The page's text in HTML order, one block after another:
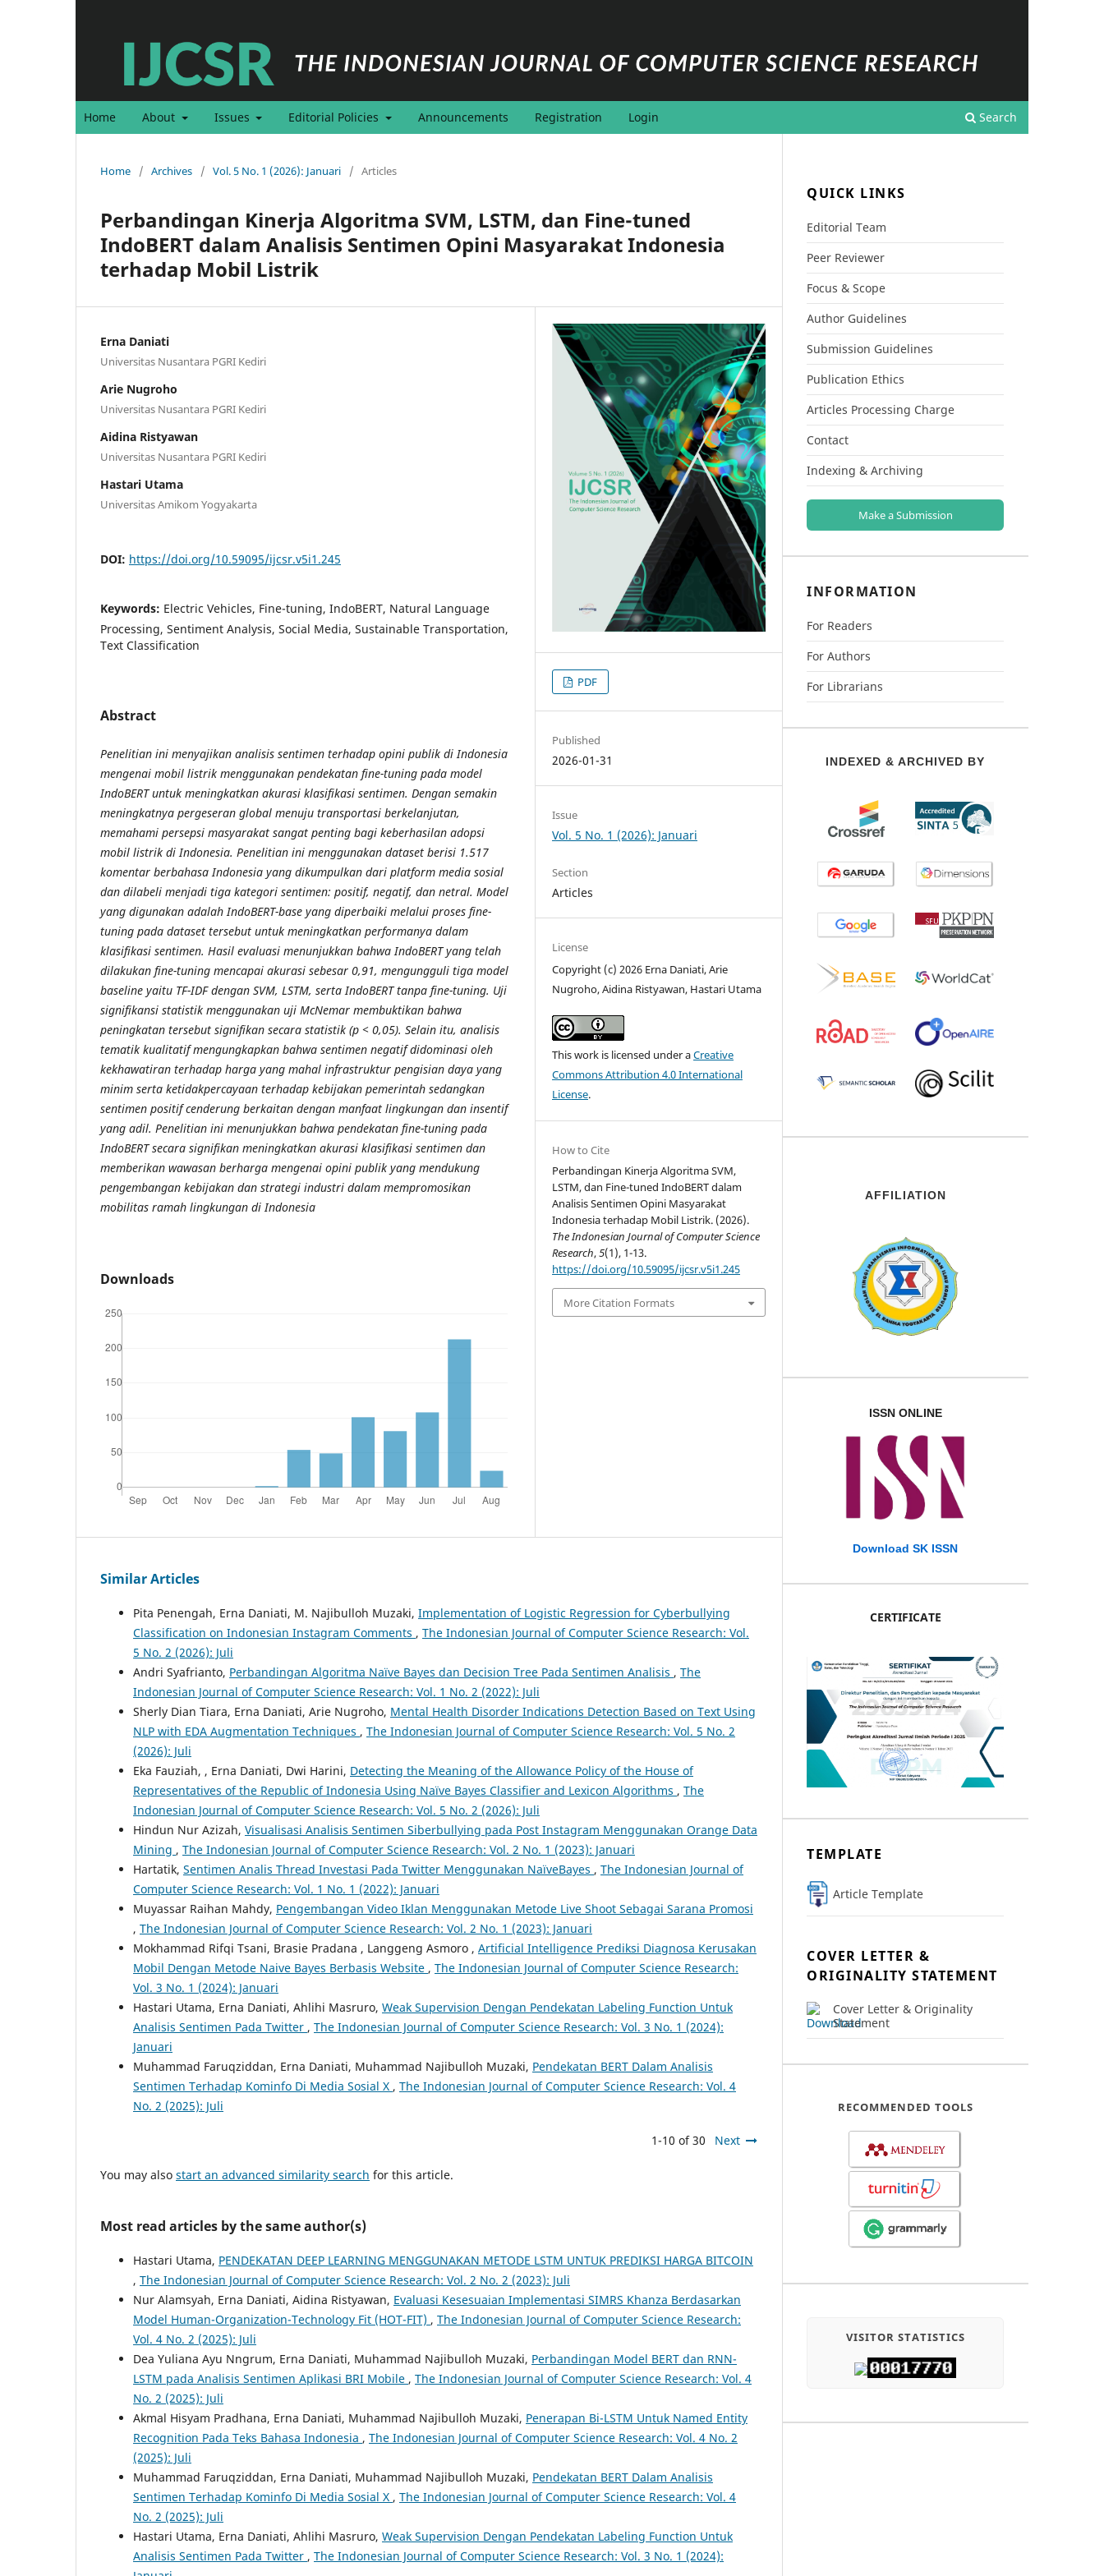
Home About Issues Editorial Policies Announcements Registration Login Search
Home / Archives / Vol. 5 No. 1 (2026): Januari / Articles
Perbandingan Kinerja Algoritma SVM, LSTM, dan Fine-tuned
IndoBERT dalam Analisis Sentimen Opini Masyarakat Indonesia
terhadap Mobil Listrik
Erna Daniati
Universitas Nusantara PGRI Kediri
Arie Nugroho
Universitas Nusantara PGRI Kediri
Aidina Ristyawan
Universitas Nusantara PGRI Kediri
Hastari Utama
Universitas Amikom Yogyakarta
DOI: https://doi.org/10.59095/ijcsr.v5i1.245
Keywords: Electric Vehicles, Fine-tuning, IndoBERT, Natural Language
Processing, Sentiment Analysis, Social Media, Sustainable Transportation,
Text Classification
Abstract
Penelitian ini menyajikan analisis sentimen terhadap opini publik di Indonesia
mengenai mobil listrik menggunakan pendekatan fine-tuning pada model
IndoBERT untuk meningkatkan akurasi klasifikasi sentimen. Dengan semakin
meningkatnya pergeseran global menuju transportasi berkelanjutan,
memahami persepsi masyarakat sangat penting bagi keberhasilan adopsi
mobil listrik di Indonesia. Penelitian ini menggunakan dataset berisi 1.517
komentar berbahasa Indonesia yang dikumpulkan dari platform media sosial
dan dilabeli menjadi tiga kategori sentimen: positif, negatif, dan netral. Model
yang digunakan adalah IndoBERT-base yang diperbaiki melalui proses fine-
tuning pada dataset tersebut untuk meningkatkan performanya dalam
klasifikasi sentimen. Hasil evaluasi menunjukkan bahwa IndoBERT yang telah
dilakukan fine-tuning mencapai akurasi sebesar 0,91, mengungguli tiga model
baseline yaitu TF-IDF dengan SVM, LSTM, serta IndoBERT tanpa fine-tuning. Uji
signifikansi statistik menggunakan uji McNemar membuktikan bahwa
peningkatan tersebut signifikan secara statistik (p < 0,05). Selain itu, analisis
tematik kualitatif mengungkapkan bahwa sentimen negatif didominasi oleh
kekhawatiran terhadap harga yang mahal infrastruktur pengisian daya yang
minim serta ketidakpercayaan terhadap kebijakan pemerintah sedangkan
sentimen positif cenderung berkaitan dengan manfaat lingkungan dan insentif
yang adil. Penelitian ini menunjukkan bahwa pendekatan fine-tuning pada
IndoBERT secara signifikan meningkatkan akurasi klasifikasi sentimen dan
memberikan wawasan berharga mengenai opini publik yang mendukung
pengembangan kebijakan dan strategi industri dalam mempromosikan
mobilitas ramah lingkungan di Indonesia
Downloads
PDF
Published
2026-01-31
Issue
Vol. 5 No. 1 (2026): Januari
Section
Articles
License
Copyright (c) 2026 Erna Daniati, Arie
Nugroho, Aidina Ristyawan, Hastari Utama
This work is licensed under aCreative
Commons Attribution 4.0 International
License.
How to Cite
Perbandingan Kinerja Algoritma SVM,
LSTM, dan Fine-tuned IndoBERT dalam
Analisis Sentimen Opini Masyarakat
Indonesia terhadap Mobil Listrik. (2026).
The Indonesian Journal of Computer Science
Research,5(1), 1-13.
https://doi.org/10.59095/ijcsr.v5i1.245
More Citation Formats
Similar Articles
Pita Penengah, Erna Daniati, M. Najibulloh Muzaki, Implementation of Logistic Regression for Cyberbullying
Classification on Indonesian Instagram Comments , The Indonesian Journal of Computer Science Research: Vol.
5 No. 2 (2026): Juli
Andri Syafrianto, Perbandingan Algoritma Naïve Bayes dan Decision Tree Pada Sentimen Analisis , The
Indonesian Journal of Computer Science Research: Vol. 1 No. 2 (2022): Juli
Sherly Dian Tiara, Erna Daniati, Arie Nugroho, Mental Health Disorder Indications Detection Based on Text Using
NLP with EDA Augmentation Techniques , The Indonesian Journal of Computer Science Research: Vol. 5 No. 2
(2026): Juli
Eka Fauziah, , Erna Daniati, Dwi Harini, Detecting the Meaning of the Allowance Policy of the House of
Representatives of the Republic of Indonesia Using Naïve Bayes Classifier and Lexicon Algorithms , The
Indonesian Journal of Computer Science Research: Vol. 5 No. 2 (2026): Juli
Hindun Nur Azizah, Visualisasi Analisis Sentimen Siberbullying pada Post Instagram Menggunakan Orange Data
Mining , The Indonesian Journal of Computer Science Research: Vol. 2 No. 1 (2023): Januari
Hartatik, Sentimen Analis Thread Investasi Pada Twitter Menggunakan NaïveBayes , The Indonesian Journal of
Computer Science Research: Vol. 1 No. 1 (2022): Januari
Muyassar Raihan Mahdy, Pengembangan Video Iklan Menggunakan Metode Live Shoot Sebagai Sarana Promosi
, The Indonesian Journal of Computer Science Research: Vol. 2 No. 1 (2023): Januari
Mokhammad Rifqi Tsani, Brasie Pradana , Langgeng Asmoro , Artificial Intelligence Prediksi Diagnosa Kerusakan
Mobil Dengan Metode Naive Bayes Berbasis Website , The Indonesian Journal of Computer Science Research:
Vol. 3 No. 1 (2024): Januari
Hastari Utama, Erna Daniati, Ahlihi Masruro, Weak Supervision Dengan Pendekatan Labeling Function Untuk
Analisis Sentimen Pada Twitter , The Indonesian Journal of Computer Science Research: Vol. 3 No. 1 (2024):
Januari
Muhammad Faruqziddan, Erna Daniati, Muhammad Najibulloh Muzaki, Pendekatan BERT Dalam Analisis
Sentimen Terhadap Kominfo Di Media Sosial X , The Indonesian Journal of Computer Science Research: Vol. 4
No. 2 (2025): Juli
1-10 of 30 Next
You may also start an advanced similarity search for this article.
Most read articles by the same author(s)
Hastari Utama, PENDEKATAN DEEP LEARNING MENGGUNAKAN METODE LSTM UNTUK PREDIKSI HARGA BITCOIN
, The Indonesian Journal of Computer Science Research: Vol. 2 No. 2 (2023): Juli
Nur Alamsyah, Erna Daniati, Aidina Ristyawan, Evaluasi Kesesuaian Implementasi SIMRS Khanza Berdasarkan
Model Human-Organization-Technology Fit (HOT-FIT) , The Indonesian Journal of Computer Science Research:
Vol. 4 No. 2 (2025): Juli
Dea Yuliana Ayu Nngrum, Erna Daniati, Muhammad Najibulloh Muzaki, Perbandingan Model BERT dan RNN-
LSTM pada Analisis Sentimen Aplikasi BRI Mobile , The Indonesian Journal of Computer Science Research: Vol. 4
No. 2 (2025): Juli
Akmal Hisyam Pradhana, Erna Daniati, Muhammad Najibulloh Muzaki, Penerapan Bi-LSTM Untuk Named Entity
Recognition Pada Teks Bahasa Indonesia , The Indonesian Journal of Computer Science Research: Vol. 4 No. 2
(2025): Juli
Muhammad Faruqziddan, Erna Daniati, Muhammad Najibulloh Muzaki, Pendekatan BERT Dalam Analisis
Sentimen Terhadap Kominfo Di Media Sosial X , The Indonesian Journal of Computer Science Research: Vol. 4
No. 2 (2025): Juli
Hastari Utama, Erna Daniati, Ahlihi Masruro, Weak Supervision Dengan Pendekatan Labeling Function Untuk
Analisis Sentimen Pada Twitter , The Indonesian Journal of Computer Science Research: Vol. 3 No. 1 (2024):
QUICK LINKS
Editorial Team
Peer Reviewer
Focus & Scope
Author Guidelines
Submission Guidelines
Publication Ethics
Articles Processing Charge
Contact
Indexing & Archiving
Make a Submission
INFORMATION
For Readers
For Authors
For Librarians
INDEXED & ARCHIVED BY
AFFILIATION
ISSN ONLINE
Download SK ISSN
CERTIFICATE
TEMPLATE
Article Template
COVER LETTER &
ORIGINALITY STATEMENT
Cover Letter & Originality
Statement
RECOMMENDED TOOLS
VISITOR STATISTICS